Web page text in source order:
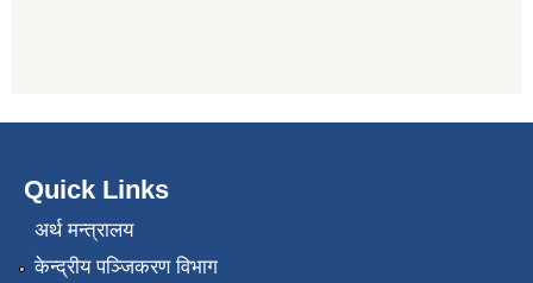
Quick Links
अर्थ मन्त्रालय
केन्द्रीय पञ्जिकरण विभाग